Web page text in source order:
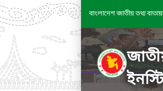
বাংলাদেশ জাতীয় তথ্য